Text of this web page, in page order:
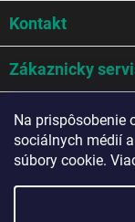
Na prispôsobenie
sociálnych médií
súbory cookie.
p
t
Kontakt
Zákaznicky
Mohlo by sa
Potrebujete